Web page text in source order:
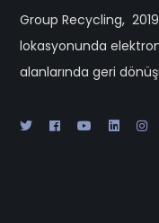
Group Recycling, 2019
lokasyonunda
alanlarında geri